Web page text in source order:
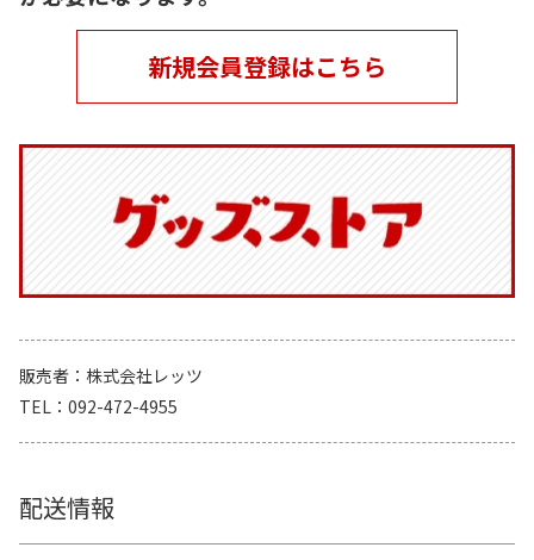
新規会員登録はこちら
販売者
株式会社レッツ
TEL
092-472-4955
配送情報